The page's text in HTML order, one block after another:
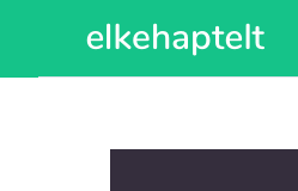
de